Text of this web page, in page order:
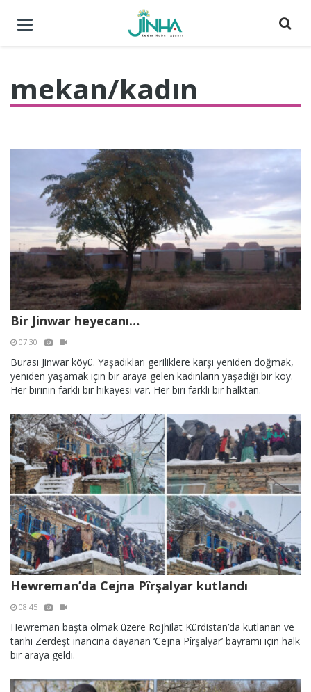
Menüyü
mekan/kadın
Bir Jinwar heyecanı…
07:30
Burası Jinwar köyü. Yaşadıkları geriliklere karşı yeniden doğmak,
yeniden yaşamak için bir araya gelen kadınların yaşadığı bir köy.
Her birinin farklı bir hikayesi var. Her biri farklı bir halktan.
Hewreman’da Cejna Pîrşalyar kutlandı
08:45
Hewreman başta olmak üzere Rojhilat Kürdistan’da kutlanan ve
tarihi Zerdeşt inancına dayanan ‘Cejna Pîrşalyar’ bayramı için halk
bir araya geldi.